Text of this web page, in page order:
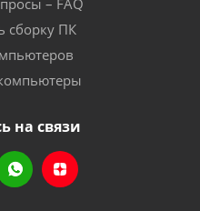
– FAQ
сборку ПК
на связи